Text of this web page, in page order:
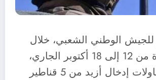
الوطني الشعبي، خلال
الفترة الممتدة من 12 إلى 18 أكتوبر الجاري،
من إحباط محاولات إدخال أزيد من 5 قناطير